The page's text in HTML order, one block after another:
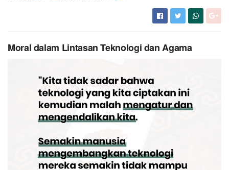
Moral dalam Lintasan Teknologi dan Agama